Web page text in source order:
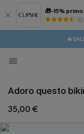
🎁-15%
⚡️-15% SUGLI
Adoro questo
35,00 €